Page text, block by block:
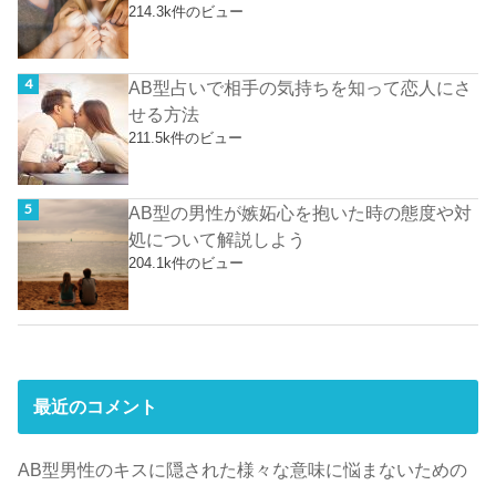
214.3k件のビュー
AB型占いで相手の気持ちを知って恋人にさ
せる方法
211.5k件のビュー
AB型の男性が嫉妬心を抱いた時の態度や対
処について解説しよう
204.1k件のビュー
最近のコメント
AB型男性のキスに隠された様々な意味に悩まないための